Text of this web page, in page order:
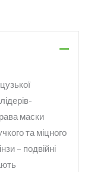
маски
та міцного
– подвійні